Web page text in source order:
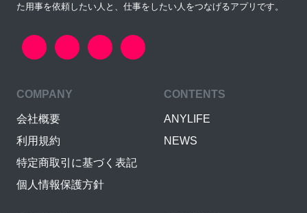
た用事を依頼したい人と、仕事をしたい人をつなげるアプリです。
COMPANY
会社概要
利用規約
特定商取引に基づく表記
個人情報保護方針
CONTENTS
ANYLIFE
NEWS